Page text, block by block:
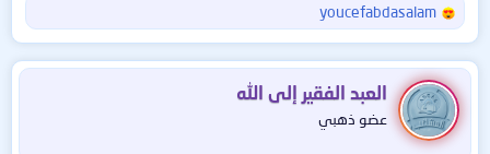
ا
ل
ت
ف
ا
ع
youcefabdasalam
العبد الفقير إلى الله
عضو ذهبي